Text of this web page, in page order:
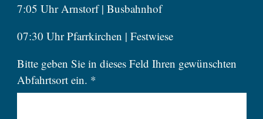
7:05 Uhr Arnstorf | Busbahnhof
07:30 Uhr Pfarrkirchen | Festwiese
Bitte geben Sie in dieses Feld Ihren gewünschten
Abfahrtsort ein. *